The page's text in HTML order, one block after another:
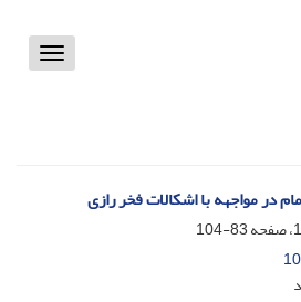
Toggle
در مواجهه با اشکالات فخر رازی
83-104